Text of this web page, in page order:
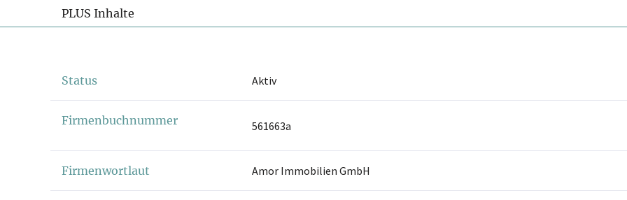
PLUS Inhalte
Status Aktiv
Firmenbuchnummer 561663a
Firmenwortlaut Amor Immobilien GmbH